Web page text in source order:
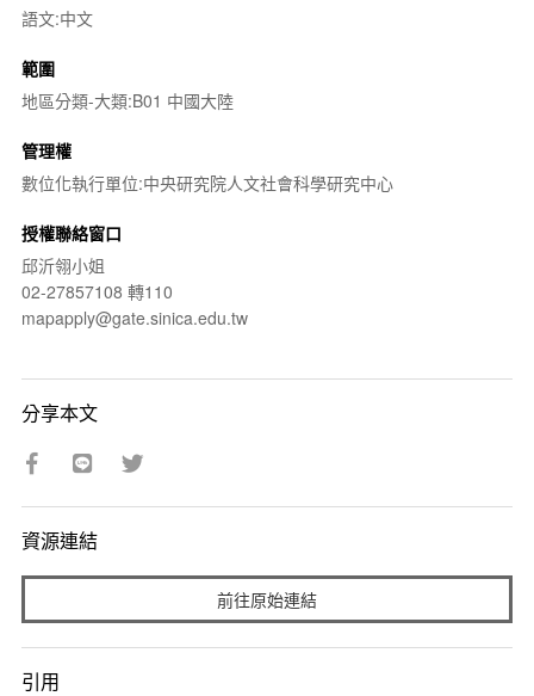
語文:中文
範圍
地區分類-大類:B01 中國大陸
管理權
數位化執行單位:中央研究院人文社會科學研究中心
授權聯絡窗口
邱沂翎小姐
02-27857108 轉110
mapapply@gate.sinica.edu.tw
分享本文
資源連結
前往原始連結
引用